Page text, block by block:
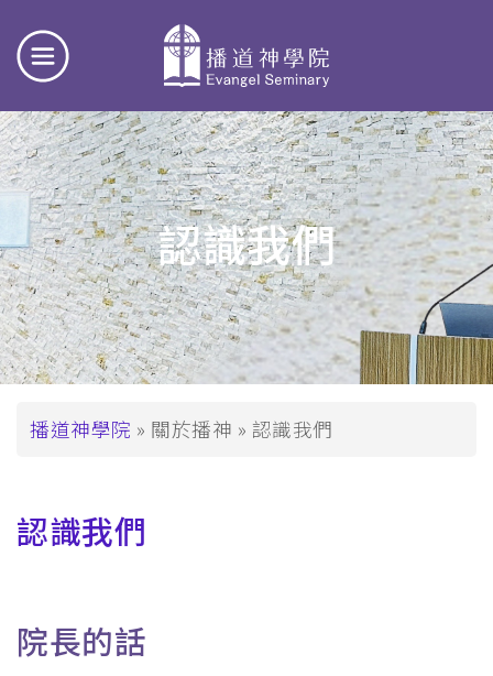
認識我們
導
連
結
播道神學院 關於播神 認識我們
認識我們
院長的話